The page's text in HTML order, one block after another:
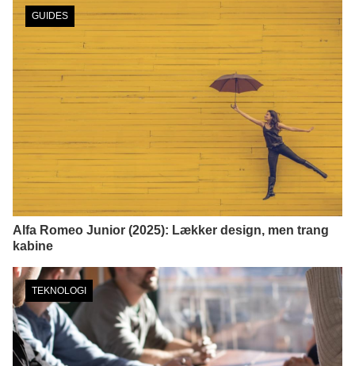
GUIDES
Alfa Romeo Junior (2025): Lækker design, men trang
kabine
TEKNOLOGI